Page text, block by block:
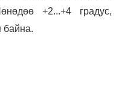
+2...+4 градус,
байна.